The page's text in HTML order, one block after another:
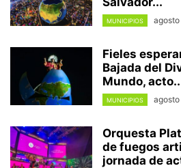
MUNICIPIOS
Fieles
Bajada del
Mundo,
MUNICIPIOS
Orquesta
de fuegos
jornada de